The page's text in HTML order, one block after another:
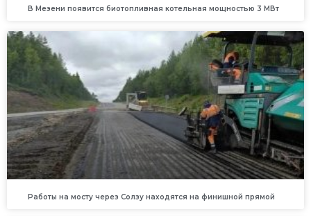
В Мезени появится биотопливная котельная мощностью 3 МВт
Работы на мосту через Солзу находятся на финишной прямой